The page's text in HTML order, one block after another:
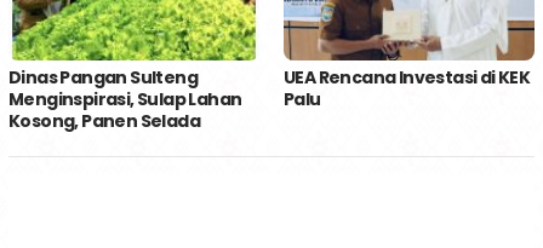
Dinas Pangan Sulteng
Menginspirasi, Sulap Lahan
Kosong, Panen Selada
UEA Rencana Investasi di KEK
Palu